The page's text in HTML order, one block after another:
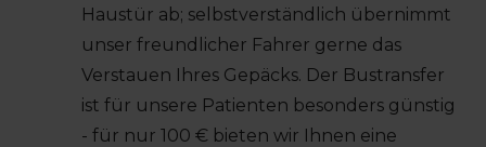
Haustür ab; selbstverständlich übernimmt
unser freundlicher Fahrer gerne das
Verstauen Ihres Gepäcks. Der Bustransfer
ist für unsere Patienten besonders günstig
- für nur 100 € bieten wir Ihnen eine